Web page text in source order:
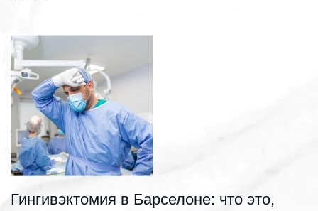
Гингивэктомия в Барселоне: что это,